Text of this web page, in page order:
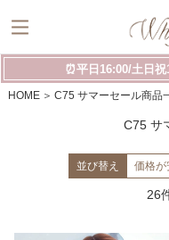
⏰平日16:00/土日
HOME C75 サマーセール商品
C75 サ
並び替え 価格が
26